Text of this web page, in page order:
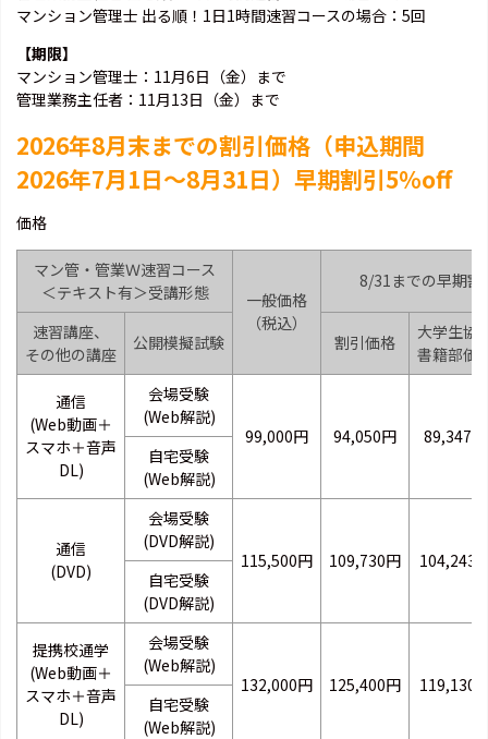
マンション管理士 出る順！1日1時間速習コースの場合：5回
【期限】
マンション管理士：11月6日（金）まで
管理業務主任者：11月13日（金）まで
2026年8月末までの割引価格（申込期間
2026年7月1日～8月31日）早期割引5％off
価格
マン管・管業Ｗ速習コース
＜テキスト有＞受講形態
一般価格
（税込）
8/31までの早期割
速習講座、
その他の講座
公開模擬試験 割引価格
大学生協
書籍部価
通信
(Web動画＋
スマホ＋音声
DL)
会場受験
(Web解説)
99,000円
94,050円
89,347円
自宅受験
(Web解説)
通信
(DVD)
会場受験
(DVD解説)
115,500円
109,730円
104,243
自宅受験
(DVD解説)
提携校通学
(Web動画＋
スマホ＋音声
DL)
会場受験
(Web解説)
132,000円
125,400円
119,130
自宅受験
(Web解説)